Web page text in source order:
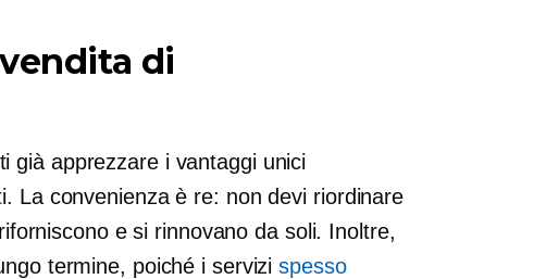
di
già apprezzare i vantaggi unici
La convenienza è re: non devi riordinare
e si rinnovano da soli. Inoltre,
termine, poiché i servizispesso